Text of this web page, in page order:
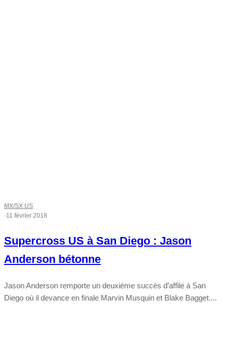
MX/SX US
·11 février 2018
Supercross US à San Diego : Jason
Anderson bétonne
Jason Anderson remporte un deuxième succès d’affilé à San
Diego où il devance en finale Marvin Musquin et Blake Bagget....